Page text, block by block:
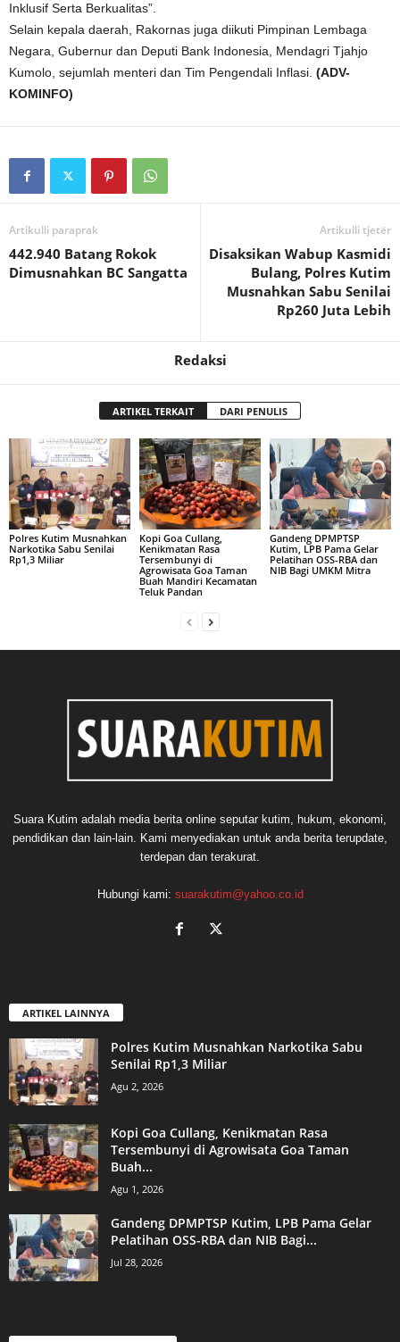
Inklusif Serta Berkualitas”.
Selain kepala daerah, Rakornas juga diikuti Pimpinan Lembaga
Negara, Gubernur dan Deputi Bank Indonesia, Mendagri Tjahjo
Kumolo, sejumlah menteri dan Tim Pengendali Inflasi. (ADV-
KOMINFO)
Artikulli paraprak
442.940 Batang Rokok
Dimusnahkan BC Sangatta
Artikulli tjetër
Disaksikan Wabup Kasmidi
Bulang, Polres Kutim
Musnahkan Sabu Senilai
Rp260 Juta Lebih
Redaksi
ARTIKEL TERKAIT DARI PENULIS
Polres Kutim Musnahkan
Narkotika Sabu Senilai
Rp1,3 Miliar
Kopi Goa Cullang,
Kenikmatan Rasa
Tersembunyi di
Agrowisata Goa Taman
Buah Mandiri Kecamatan
Teluk Pandan
Gandeng DPMPTSP
Kutim, LPB Pama Gelar
Pelatihan OSS-RBA dan
NIB Bagi UMKM Mitra
Suara Kutim adalah media berita online seputar kutim, hukum, ekonomi,
pendidikan dan lain-lain. Kami menyediakan untuk anda berita terupdate,
terdepan dan terakurat.
Hubungi kami: suarakutim@yahoo.co.id
ARTIKEL LAINNYA
Polres Kutim Musnahkan Narkotika Sabu
Senilai Rp1,3 Miliar
Agu 2, 2026
Kopi Goa Cullang, Kenikmatan Rasa
Tersembunyi di Agrowisata Goa Taman
Buah...
Agu 1, 2026
Gandeng DPMPTSP Kutim, LPB Pama Gelar
Pelatihan OSS-RBA dan NIB Bagi...
Jul 28, 2026